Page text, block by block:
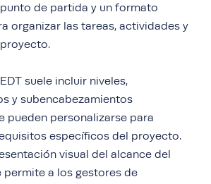
de partida y un formato
organizar las tareas, actividades y
suele incluir niveles,
y subencabezamientos
pueden personalizarse para
específicos del proyecto.
visual del alcance del
permite a los gestores de